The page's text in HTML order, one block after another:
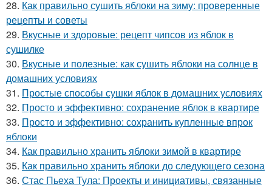
28. Как правильно сушить яблоки на зиму: проверенные
рецепты и советы
29. Вкусные и здоровые: рецепт чипсов из яблок в
сушилке
30. Вкусные и полезные: как сушить яблоки на солнце в
домашних условиях
31. Простые способы сушки яблок в домашних условиях
32. Просто и эффективно: сохранение яблок в квартире
33. Просто и эффективно: сохранить купленные впрок
яблоки
34. Как правильно хранить яблоки зимой в квартире
35. Как правильно хранить яблоки до следующего сезона
36. Стас Пьеха Тула: Проекты и инициативы, связанные